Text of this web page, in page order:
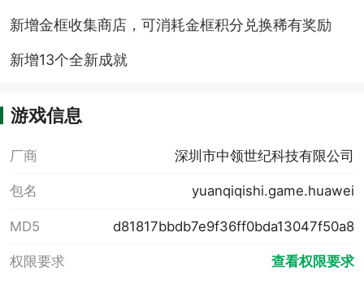
新增金框收集商店，可消耗金框积分兑换稀有奖励
新增13个全新成就
游戏信息
厂商 深圳市中领世纪科技有限公司
包名 yuanqiqishi.game.huawei
MD5 d81817bbdb7e9f36ff0bda13047f50a8
权限要求 查看权限要求